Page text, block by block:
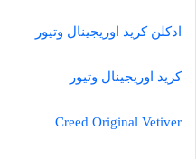
ادکلن کرید اوریجینال وتیور
کرید اوریجینال وتیور
Creed Original Vetiver